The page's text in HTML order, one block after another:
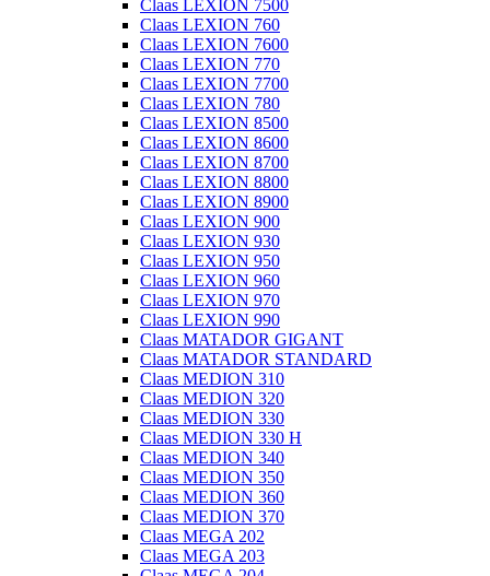
Claas LEXION 7500
Claas LEXION 760
Claas LEXION 7600
Claas LEXION 770
Claas LEXION 7700
Claas LEXION 780
Claas LEXION 8500
Claas LEXION 8600
Claas LEXION 8700
Claas LEXION 8800
Claas LEXION 8900
Claas LEXION 900
Claas LEXION 930
Claas LEXION 950
Claas LEXION 960
Claas LEXION 970
Claas LEXION 990
Claas MATADOR GIGANT
Claas MATADOR STANDARD
Claas MEDION 310
Claas MEDION 320
Claas MEDION 330
Claas MEDION 330 H
Claas MEDION 340
Claas MEDION 350
Claas MEDION 360
Claas MEDION 370
Claas MEGA 202
Claas MEGA 203